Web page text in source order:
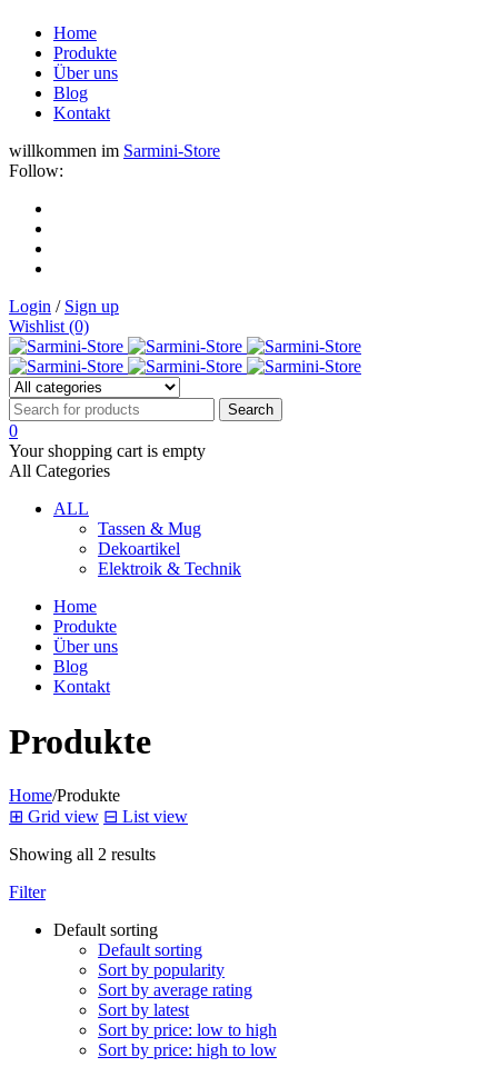
Home
Produkte
Über uns
Blog
Kontakt
willkommen im Sarmini-Store
Follow:
Login / Sign up
Wishlist (0)
0
Your shopping cart is empty
All Categories
ALL
Tassen & Mug
Dekoartikel
Elektroik & Technik
Home
Produkte
Über uns
Blog
Kontakt
Produkte
Home/Produkte
⊞ Grid view ⊟ List view
Showing all 2 results
Filter
Default sorting
Default sorting
Sort by popularity
Sort by average rating
Sort by latest
Sort by price: low to high
Sort by price: high to low